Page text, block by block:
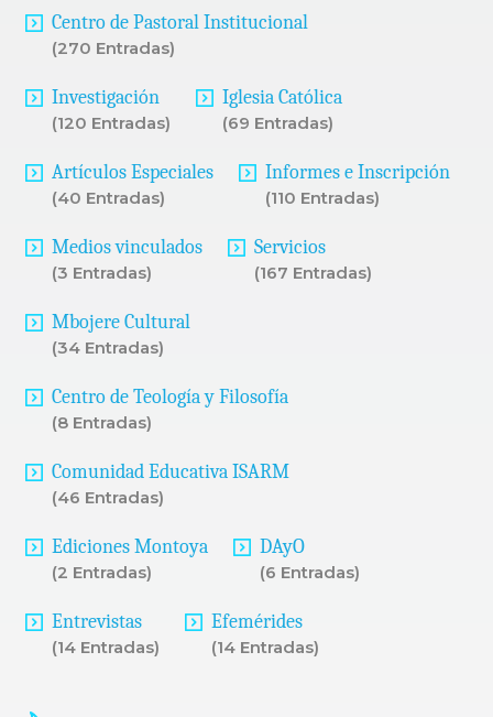
Centro de Pastoral Institucional
(270 Entradas)
Investigación
(120 Entradas)
Iglesia Católica
(69 Entradas)
Artículos Especiales
(40 Entradas)
Informes e Inscripción
(110 Entradas)
Medios vinculados
(3 Entradas)
Servicios
(167 Entradas)
Mbojere Cultural
(34 Entradas)
Centro de Teología y Filosofía
(8 Entradas)
Comunidad Educativa ISARM
(46 Entradas)
Ediciones Montoya
(2 Entradas)
DAyO
(6 Entradas)
Entrevistas
(14 Entradas)
Efemérides
(14 Entradas)